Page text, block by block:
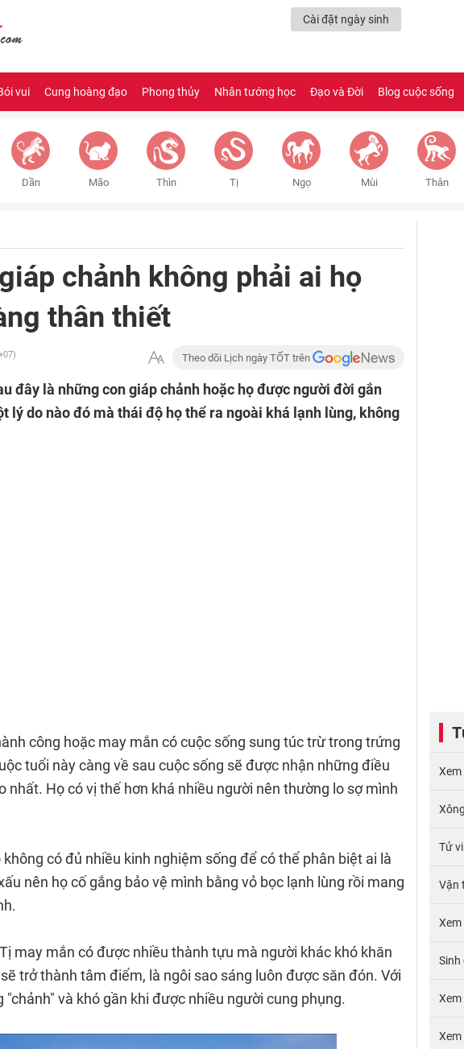
Cài đặt ngày sinh
vui Cung hoàng đạo Phong thủy Nhân tướng học Đạo và Đời Blog cuộc sống
Dần Mão Thìn Tị Ngọ Mùi Thân
chảnh không phải ai họ
thân thiết
Theo dõi Lịch ngày TỐT trên
đây là những con giáp chảnh hoặc họ được người đời gắn
lý do nào đó mà thái độ họ thể ra ngoài khá lạnh lùng, không
công hoặc may mắn có cuộc sống sung túc trừ trong trứng
tuổi này càng về sau cuộc sống sẽ được nhận những điều
nhất. Họ có vị thế hơn khá nhiều người nên thường lo sợ mình
có đủ nhiều kinh nghiệm sống để có thể phân biệt ai là
nên họ cố gắng bảo vệ mình bằng vỏ bọc lạnh lùng rồi mang
may mắn có được nhiều thành tựu mà người khác khó khăn
trở thành tâm điểm, là ngôi sao sáng luôn được săn đón. Với
"chảnh" và khó gần khi được nhiều người cung phụng.
Xem
Tử
Vận
Sinh